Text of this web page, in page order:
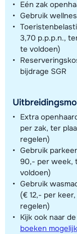
Eén zak
Gebruik
3,70 p.p.p.n.,
te voldoen)
bijdrage SGR
Extra
per zak, ter
regelen)
Gebruik
90,- per week,
voldoen)
Gebruik
(€ 12,- per
regelen)
Kijk ook naar de
boeken